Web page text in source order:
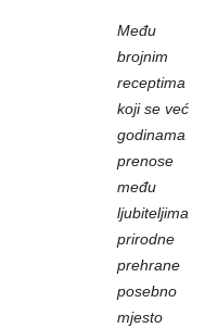
Među
brojnim
receptima
koji se već
godinama
prenose
među
ljubiteljima
prirodne
prehrane
posebno
mjesto